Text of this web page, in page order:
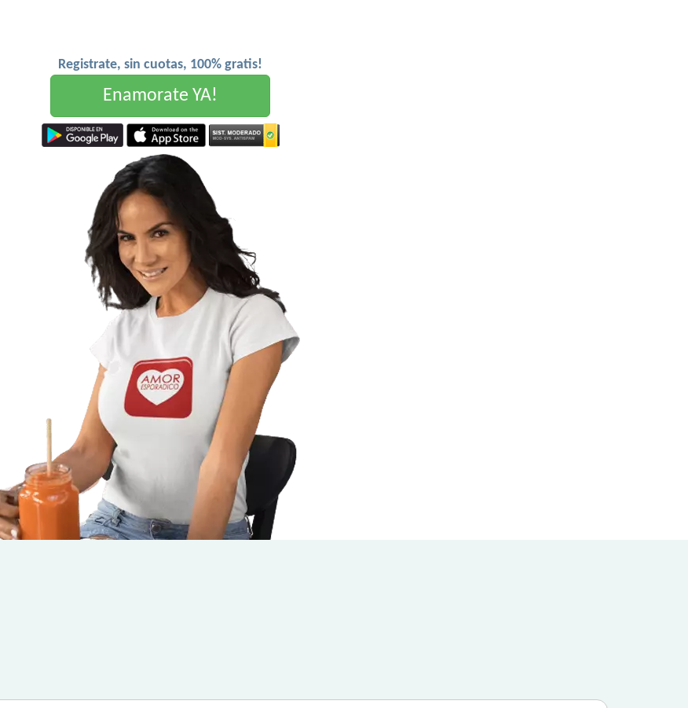
Registrate, sin cuotas, 100% gratis!
Enamorate YA!